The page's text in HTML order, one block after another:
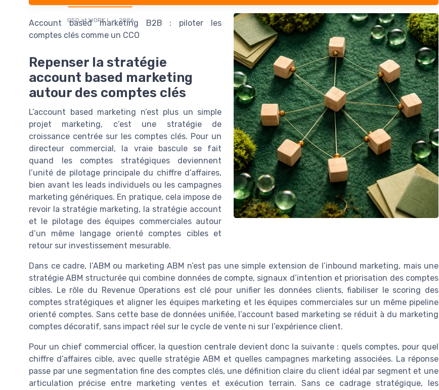
CSO at WORK ! — 2026
Account based marketing B2B : piloter les
comptes clés comme un CCO
Repenser la stratégie
account based marketing
autour des comptes clés
L’account based marketing n’est plus un simple
projet marketing, c’est une stratégie de
croissance centrée sur les comptes clés. Pour un
directeur commercial, la vraie bascule se fait
quand les comptes stratégiques deviennent
l’unité de pilotage principale du chiffre d’affaires,
bien avant les leads individuels ou les campagnes
marketing génériques. En pratique, cela impose de
revoir la stratégie marketing, la stratégie account
et le pilotage des équipes commerciales autour
d’un même langage orienté comptes cibles et
retour sur investissement mesurable.
Dans ce cadre, l’ABM ou marketing ABM n’est pas une simple extension de l’inbound marketing, mais une
stratégie ABM structurée qui combine données de compte, signaux d’intention et priorisation des comptes
cibles. Le rôle du Revenue Operations est clé pour unifier les données clients, fiabiliser le scoring des
comptes stratégiques et aligner les équipes marketing et les équipes commerciales sur un même pipeline
orienté comptes. Sans cette base de données unifiée, l’account based marketing se réduit à du marketing
comptes décoratif, sans impact réel sur le cycle de vente ni sur l’expérience client.
Pour un chief commercial officer, la question centrale devient donc la suivante : quels comptes, pour quel
chiffre d’affaires cible, avec quelle stratégie ABM et quelles campagnes marketing associées. La réponse
passe par une segmentation fine des comptes clés, une définition claire du client idéal par segment et une
articulation précise entre marketing ventes et exécution terrain. Sans ce cadrage stratégique, les